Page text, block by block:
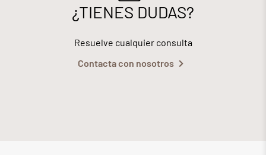
¿TIENES DUDAS?
Resuelve cualquier consulta
Contacta con nosotros